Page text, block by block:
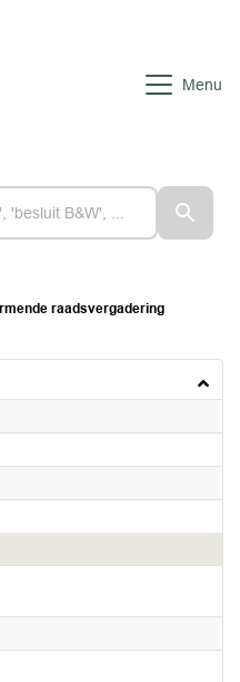
Menu
raadsvergadering